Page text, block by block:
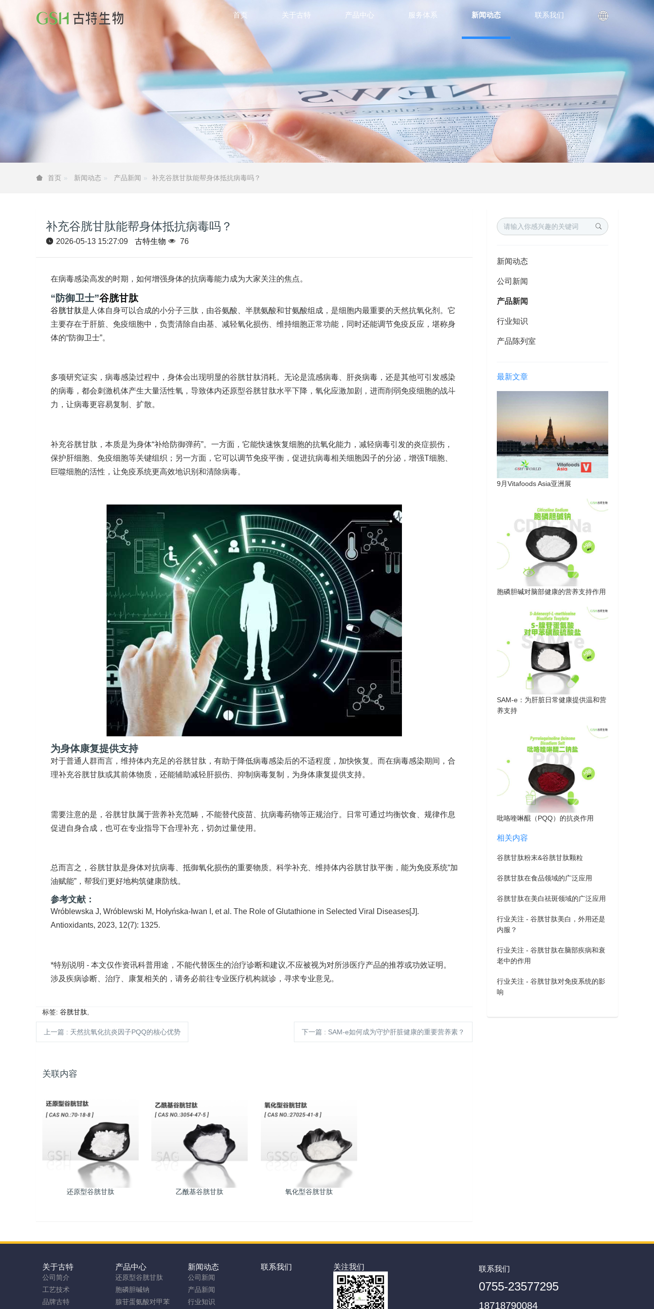
首页 关于古特 产品中心 服务体系 新闻动态 联系我们
首页 新闻动态 产品新闻 补充谷胱甘肽能帮身体抵抗病毒吗？
补充谷胱甘肽能帮身体抵抗病毒吗？
2026-05-13 15:27:09 古特生物 76
在病毒感染高发的时期，如何增强身体的抗病毒能力成为大家关注的焦点。
“防御卫士”谷胱甘肽
谷胱甘肽是人体自身可以合成的小分子三肽，由谷氨酸、半胱氨酸和甘氨酸组成，是细胞内最重要的天然抗氧化剂。它
主要存在于肝脏、免疫细胞中，负责清除自由基、减轻氧化损伤、维持细胞正常功能，同时还能调节免疫反应，堪称身
体的“防御卫士”。
多项研究证实，病毒感染过程中，身体会出现明显的谷胱甘肽消耗。无论是流感病毒、肝炎病毒，还是其他可引发感染
的病毒，都会刺激机体产生大量活性氧，导致体内还原型谷胱甘肽水平下降，氧化应激加剧，进而削弱免疫细胞的战斗
力，让病毒更容易复制、扩散。
补充谷胱甘肽，本质是为身体“补给防御弹药”。一方面，它能快速恢复细胞的抗氧化能力，减轻病毒引发的炎症损伤，
保护肝细胞、免疫细胞等关键组织；另一方面，它可以调节免疫平衡，促进抗病毒相关细胞因子的分泌，增强T细胞、
巨噬细胞的活性，让免疫系统更高效地识别和清除病毒。
为身体康复提供支持
对于普通人群而言，维持体内充足的谷胱甘肽，有助于降低病毒感染后的不适程度，加快恢复。而在病毒感染期间，合
理补充谷胱甘肽或其前体物质，还能辅助减轻肝损伤、抑制病毒复制，为身体康复提供支持。
需要注意的是，谷胱甘肽属于营养补充范畴，不能替代疫苗、抗病毒药物等正规治疗。日常可通过均衡饮食、规律作息
促进自身合成，也可在专业指导下合理补充，切勿过量使用。
总而言之，谷胱甘肽是身体对抗病毒、抵御氧化损伤的重要物质。科学补充、维持体内谷胱甘肽平衡，能为免疫系统“加
油赋能”，帮我们更好地构筑健康防线。
参考文献：
Wróblewska J, Wróblewski M, Hołyńska-Iwan I, et al. The Role of Glutathione in Selected Viral Diseases[J].
Antioxidants, 2023, 12(7): 1325.
*特别说明 - 本文仅作资讯科普用途，不能代替医生的治疗诊断和建议,不应被视为对所涉医疗产品的推荐或功效证明。
涉及疾病诊断、治疗、康复相关的，请务必前往专业医疗机构就诊，寻求专业意见。
标签: 谷胱甘肽
上一篇 : 天然抗氧化抗炎因子PQQ的核心优势 下一篇 : SAM-e如何成为守护肝脏健康的重要营养素？
关联内容
还原型谷胱甘肽 乙酰基谷胱甘肽 氧化型谷胱甘肽
新闻动态
公司新闻
产品新闻
行业知识
产品陈列室
最新文章
9月Vitafoods Asia亚洲展
胞磷胆碱对脑部健康的营养支持作用
SAM-e：为肝脏日常健康提供温和营
养支持
吡咯喹啉醌（PQQ）的抗炎作用
相关内容
谷胱甘肽粉末&谷胱甘肽颗粒
谷胱甘肽在食品领域的广泛应用
谷胱甘肽在美白祛斑领域的广泛应用
行业关注 - 谷胱甘肽美白，外用还是
内服？
行业关注 - 谷胱甘肽在脑部疾病和衰
老中的作用
行业关注 - 谷胱甘肽对免疫系统的影
响
关于古特
公司简介
工艺技术
品牌古特
产品中心
还原型谷胱甘肽
胞磷胆碱钠
腺苷蛋氨酸对甲苯
新闻动态
公司新闻
产品新闻
行业知识
联系我们 关注我们 联系我们
0755-23577295
18718790084